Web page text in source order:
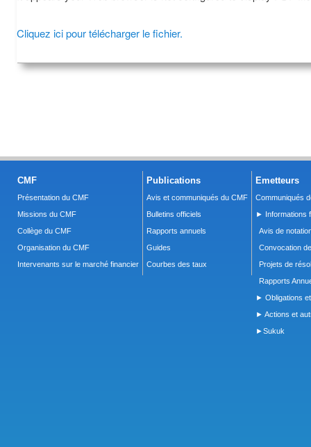
Cliquez ici pour télécharger le fichier.
CMF
Présentation du CMF
Missions du CMF
Collège du CMF
Organisation du CMF
Intervenants sur le marché financier
Publications
Avis et communiqués du CMF
Bulletins officiels
Rapports annuels
Guides
Courbes des taux
Emetteurs
Communiqués
► Informations
Avis de
Convocation
Projets de
Rapports
► Obligations
► Actions et
►Sukuk